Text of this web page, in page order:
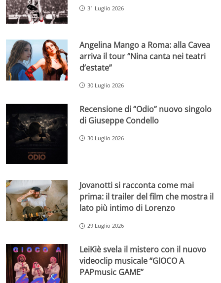
31 Luglio 2026
Angelina Mango a Roma: alla Cavea
arriva il tour “Nina canta nei teatri
d’estate”
30 Luglio 2026
Recensione di “Odio” nuovo singolo
di Giuseppe Condello
30 Luglio 2026
Jovanotti si racconta come mai
prima: il trailer del film che mostra il
lato più intimo di Lorenzo
29 Luglio 2026
LeiKiè svela il mistero con il nuovo
videoclip musicale “GIOCO A
PAPmusic GAME”